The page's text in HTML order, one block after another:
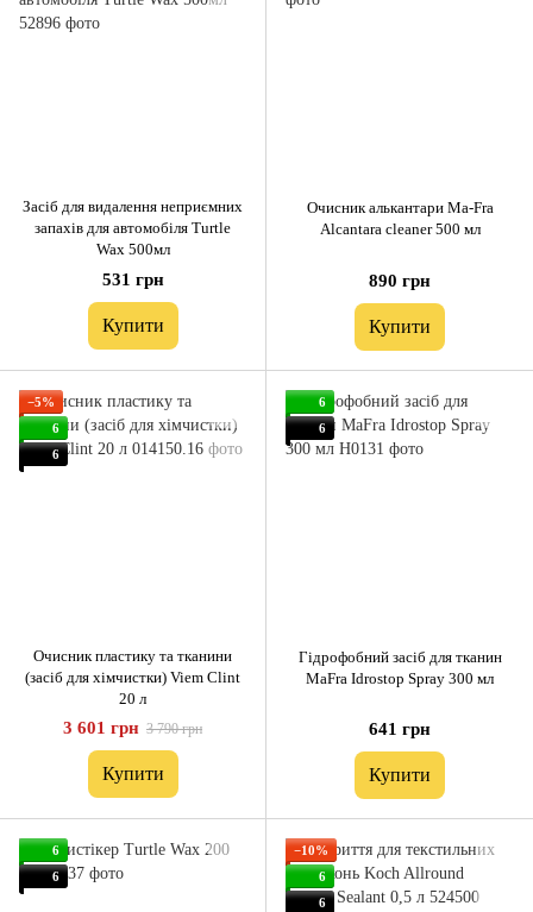
Засіб для видалення неприємних
запахів для автомобіля Turtle
Wax 500мл
531 грн
Купити
Очисник алькантари Ma-Fra
Alcantara cleaner 500 мл
890 грн
Купити
−5%
6
6
Очисник пластику та тканини
(засіб для хімчистки) Viem Clint
20 л
3 601 грн 3 790 грн
Купити
6
6
Гідрофобний засіб для тканин
MaFra Idrostop Spray 300 мл
641 грн
Купити
6
6
−10%
6
6